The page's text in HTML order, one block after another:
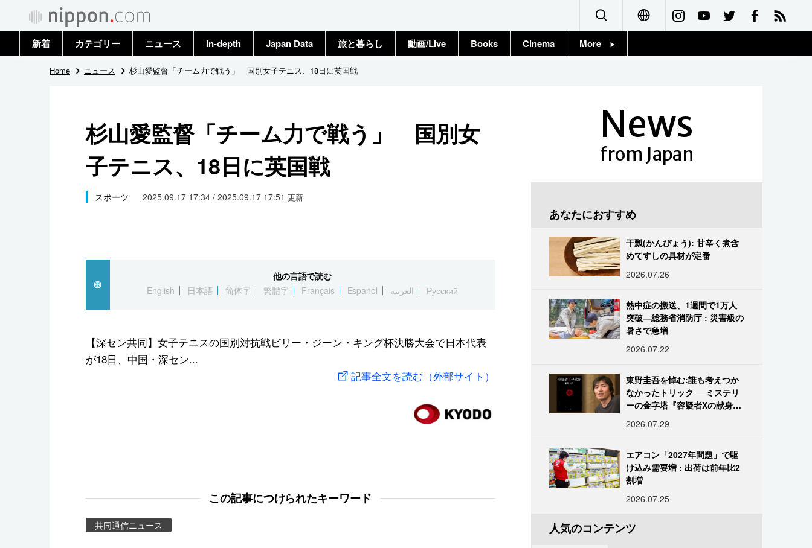
Français
新着 カテゴリー
政治・外交
国際
社会
文化
スポーツ・東京2020
ニュース
トップ
In-depth Japan Data 旅と暮らし 動画/Live Books Cinema More
Home ニュース 杉山愛監督「チーム力で戦う」 国別女子テニス、18日に英国戦
杉山愛監督「チーム力で戦う」 国別女
子テニス、18日に英国戦
スポーツ 2025.09.17 17:34 / 2025.09.17 17:51 更新
他の言語で読む
English
日本語 简体字 繁體字 Français Español العربية Русский
【深セン共同】女子テニスの国別対抗戦ビリー・ジーン・キング杯決勝大会で日本代表
が18日、中国・深セン...
記事全文を読む（外部サイト）
この記事につけられたキーワード
共同通信ニュース
News
from Japan
あなたにおすすめ
干瓢(かんぴょう): 甘辛く煮含
めてすしの具材が定番
2026.07.26
熱中症の搬送、1週間で1万人
突破―総務省消防庁 : 災害級の
暑さで急増
2026.07.22
東野圭吾を悼む:誰も考えつか
なかったトリック──ミステリ
ーの金字塔『容疑者Xの献身』
2026.07.29
エアコン「2027年問題」で駆
け込み需要増 : 出荷は前年比2
割増
2026.07.25
人気のコンテンツ